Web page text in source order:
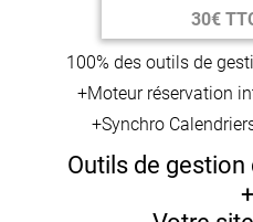
30€
100% des outils de
+Moteur réservation
+Synchro
Outils de
+